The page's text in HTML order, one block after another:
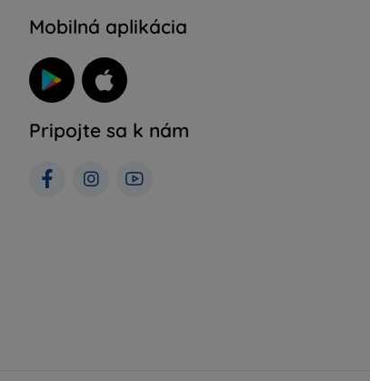
Mobilná aplikácia
Pripojte sa k nám